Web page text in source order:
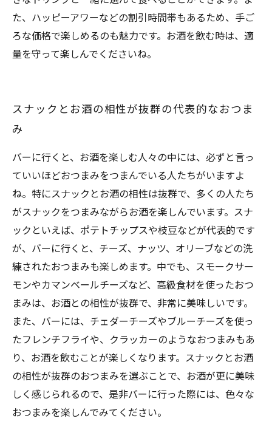
た、ハッピーアワーなどの割引時間帯もあるため、手ご
ろな価格で楽しめるのも魅力です。お酒を飲む時は、適
量を守って楽しんでくださいね。
スナックとお酒の相性が抜群の代表的なおつま
み
バーに行くと、お酒を楽しむ人々の中には、必ずと言っ
ていいほどおつまみをつまんでいる人たちがいますよ
ね。特にスナックとお酒の相性は抜群で、多くの人たち
がスナックをつまみながらお酒を楽しんでいます。スナ
ックといえば、ポテトチップスや枝豆などが代表的です
が、バーに行くと、チーズ、ナッツ、オリーブなどの洗
練されたおつまみも楽しめます。中でも、スモークサー
モンやカマンベールチーズなど、高級食材を使ったおつ
まみは、お酒との相性が抜群で、非常に美味しいです。
また、バーには、チェダーチーズやブルーチーズを使っ
たフレンチフライや、クラッカーのようなおつまみもあ
り、お酒を飲むことが楽しくなります。スナックとお酒
の相性が抜群のおつまみを選ぶことで、お酒が更に美味
しく感じられるので、是非バーに行った際には、色々な
おつまみを楽しんでみてください。